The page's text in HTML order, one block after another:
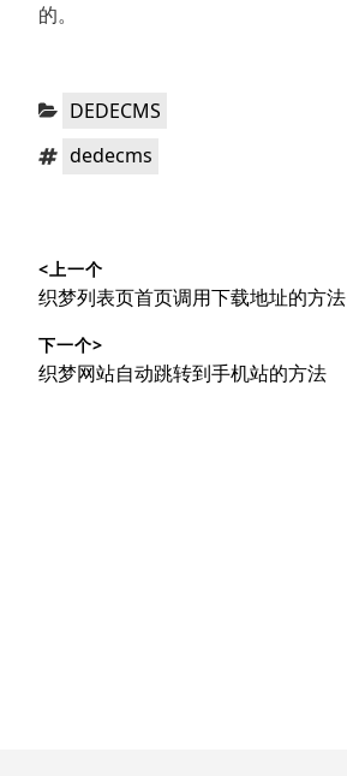
的。
分
DEDECMS
标 dedecms
章
导
航
<上一个
上
文
章：
织梦列表页首页调用下载地址的方法
下一个>
下
织梦网站自动跳转到手机站的方法